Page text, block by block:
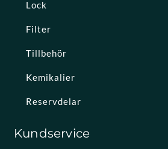
Lock
Filter
Tillbehör
Kemikalier
Reservdelar
Kundservice